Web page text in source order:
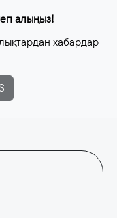
алыңыз!
хабардар